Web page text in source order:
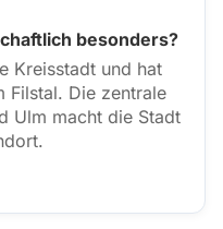
besonders?
Kreisstadt und hat
Filstal. Die zentrale
Ulm macht die Stadt